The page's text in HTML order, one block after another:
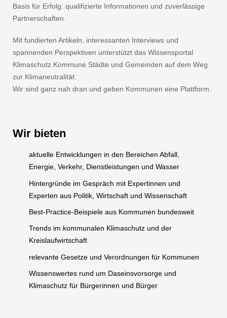
Basis für Erfolg: qualifizierte Informationen und zuverlässige
Partnerschaften.
Mit fundierten Artikeln, interessanten Interviews und
spannenden Perspektiven unterstützt das Wissensportal
Klimaschutz Kommune Städte und Gemeinden auf dem Weg
zur Klimaneutralität.
Wir sind ganz nah dran und geben Kommunen eine Plattform.
Wir bieten
aktuelle Entwicklungen in den Bereichen Abfall,
Energie, Verkehr, Dienstleistungen und Wasser
Hintergründe im Gespräch mit Expertinnen und
Experten aus Politik, Wirtschaft und Wissenschaft
Best-Practice-Beispiele aus Kommunen bundesweit
Trends im kommunalen Klimaschutz und der
Kreislaufwirtschaft
relevante Gesetze und Verordnungen für Kommunen
Wissenswertes rund um Daseinsvorsorge und
Klimaschutz für Bürgerinnen und Bürger